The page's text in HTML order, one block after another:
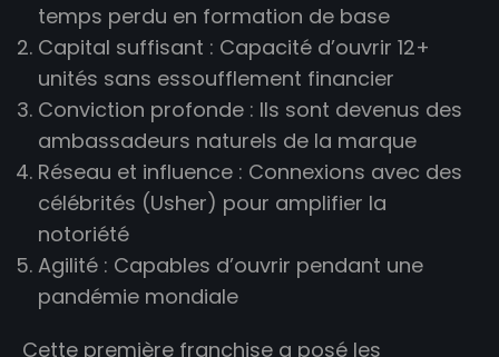
temps perdu en formation de base
Capital suffisant : Capacité d’ouvrir 12+
unités sans essoufflement financier
Conviction profonde : Ils sont devenus des
ambassadeurs naturels de la marque
Réseau et influence : Connexions avec des
célébrités (Usher) pour amplifier la
notoriété
Agilité : Capables d’ouvrir pendant une
pandémie mondiale
Cette première franchise a posé les